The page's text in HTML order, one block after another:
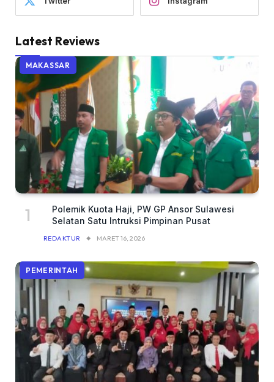
Latest Reviews
MAKASSAR
Polemik Kuota Haji, PW GP Ansor Sulawesi
Selatan Satu Intruksi Pimpinan Pusat
REDAKTUR MARET 16, 2026
PEMERINTAH